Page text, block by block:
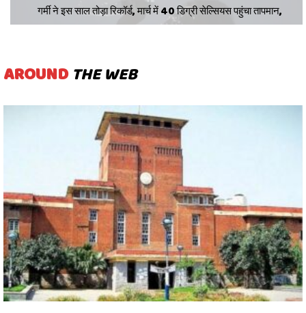
गर्मी ने इस साल तोड़ा रिकॉर्ड, मार्च में 40 डिग्री सेल्सियस पहुंचा तापमान,
AROUND THE WEB